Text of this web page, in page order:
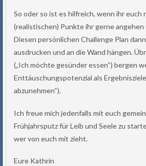
So oder so ist es hilfreich, wenn ihr euch
(realistischen) Punkte ihr gerne
Diesen persönlichen Challenge Plan
ausdrucken und an die Wand hängen.
(„Ich möchte gesünder essen“) bergen
Enttäuschungspotenzial als
abzunehmen“).
Ich freue mich jedenfalls mit euch
Frühjahrsputz für Leib und Seele zu
wer von euch mit zieht.
Eure Kathrin